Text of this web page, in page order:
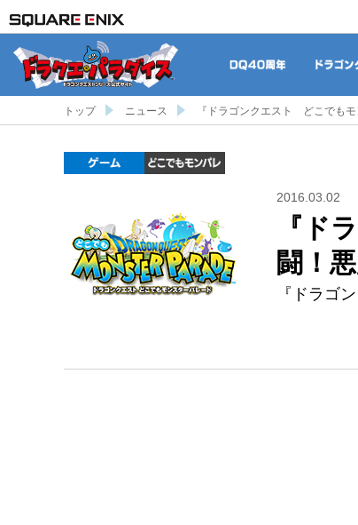
トップ ニュース 『ドラゴンクエスト どこでも
ゲーム
2016.03.02
『ド
闘！
『ドラゴ